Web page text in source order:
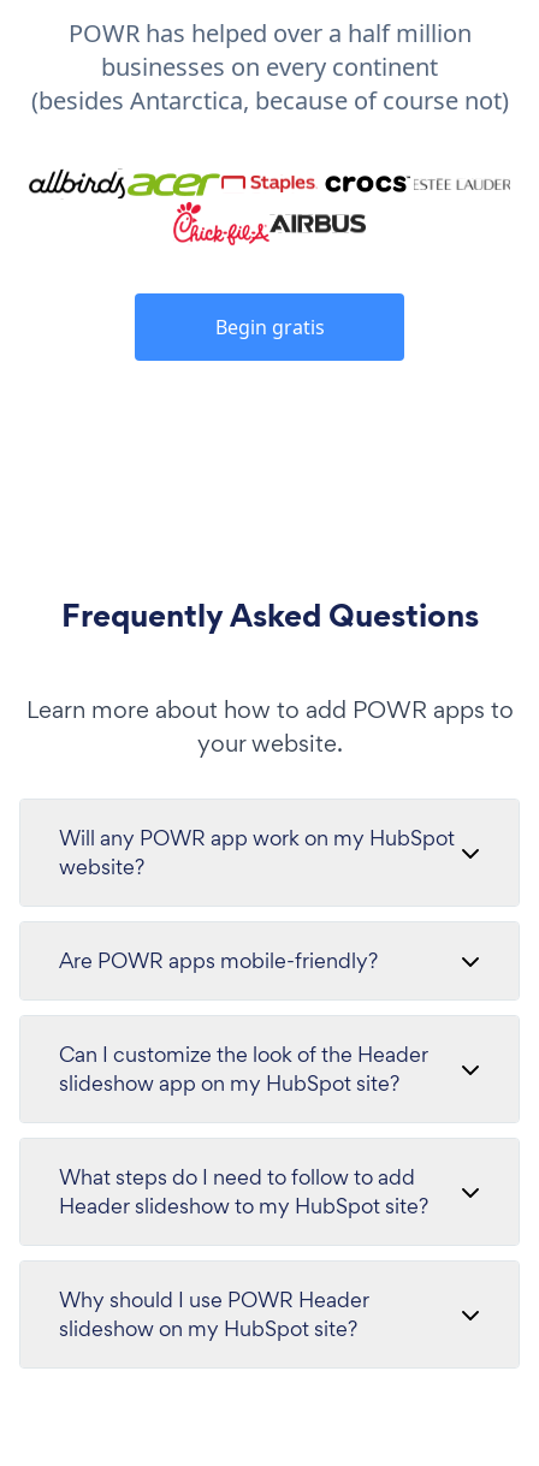
POWR has helped over a half million
businesses on every continent
(besides Antarctica, because of course not)
Begin gratis
Frequently Asked Questions
Learn more about how to add POWR apps to
your website.
Will any POWR app work on my HubSpot
website?
Are POWR apps mobile-friendly?
Can I customize the look of the Header
slideshow app on my HubSpot site?
What steps do I need to follow to add
Header slideshow to my HubSpot site?
Why should I use POWR Header
slideshow on my HubSpot site?